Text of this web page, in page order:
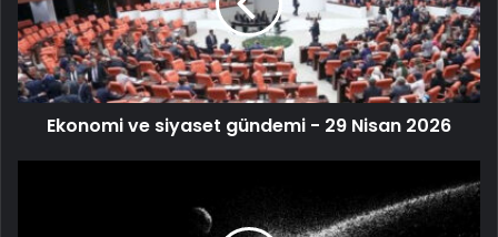
Ekonomi ve siyaset gündemi - 29 Nisan 2026